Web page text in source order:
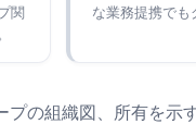
関
な業務提携でも
の組織図、所有を示